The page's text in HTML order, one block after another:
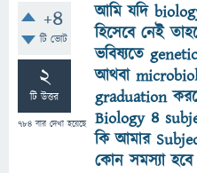
+4
টি ভোট
2
টি উত্তর
784 বার দেখা হয়েছে
আমি যদি
হিসেবে নেই
ভবিষ্যতে
আথবা
graduation
Biology 4
কি আমার
কোন সমস্যা